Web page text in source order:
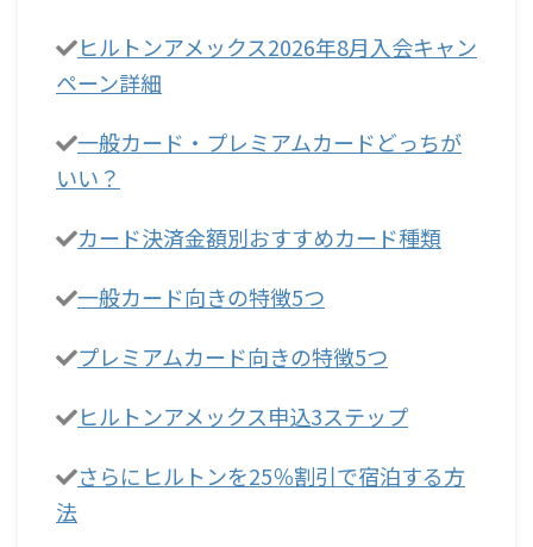
ヒルトンアメックス2026年8月入会キャン
ペーン詳細
一般カード・プレミアムカードどっちが
いい？
カード決済金額別おすすめカード種類
一般カード向きの特徴5つ
プレミアムカード向きの特徴5つ
ヒルトンアメックス申込3ステップ
さらにヒルトンを25％割引で宿泊する方
法